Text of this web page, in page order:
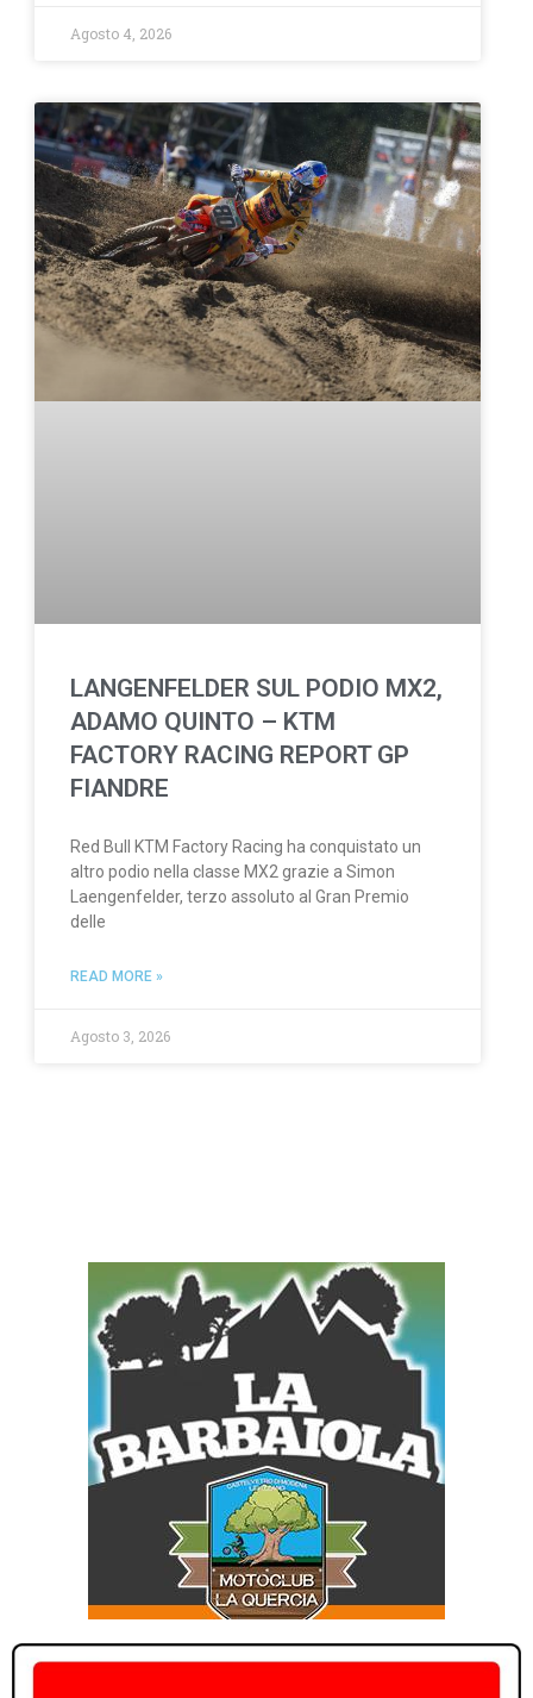
Agosto 4, 2026
LANGENFELDER SUL PODIO MX2,
ADAMO QUINTO – KTM
FACTORY RACING REPORT GP
FIANDRE
Red Bull KTM Factory Racing ha conquistato un
altro podio nella classe MX2 grazie a Simon
Laengenfelder, terzo assoluto al Gran Premio
delle
READ MORE »
Agosto 3, 2026